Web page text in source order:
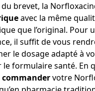
brevet, la
avec la même
que l’original. Pour
il suffit de vous
le dosage adapté à
formulaire santé. En
commandervotre